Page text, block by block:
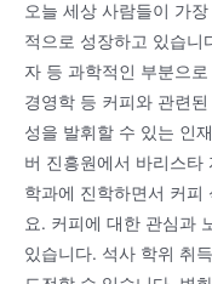
오늘 세상 사람들이 가
적으로 성장하고 있습니
자 등 과학적인 부분으
경영학 등 커피와 관련
성을 발휘할 수 있는 인
버 진흥원에서 바리스타
학과에 진학하면서 커피
요. 커피에 대한 관심과
있습니다. 석사 학위 취